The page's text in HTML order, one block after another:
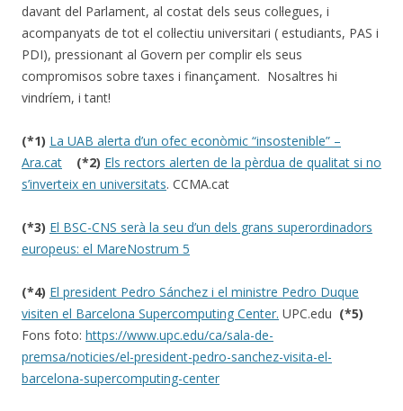
davant del Parlament, al costat dels seus col·legues, i
acompanyats de tot el col·lectiu universitari ( estudiants, PAS i
PDI), pressionant al Govern per complir els seus
compromisos sobre taxes i finançament. Nosaltres hi
vindríem, i tant!
(*1) La UAB alerta d’un ofec econòmic “insostenible” –
Ara.cat
(*2) Els rectors alerten de la pèrdua de qualitat si no
s’inverteix en universitats. CCMA.cat
(*3) El BSC-CNS serà la seu d’un dels grans superordinadors
europeus: el MareNostrum 5
(*4) El president Pedro Sánchez i el ministre Pedro Duque
visiten el Barcelona Supercomputing Center. UPC.edu (*5)
Fons foto: https://www.upc.edu/ca/sala-de-
premsa/noticies/el-president-pedro-sanchez-visita-el-
barcelona-supercomputing-center